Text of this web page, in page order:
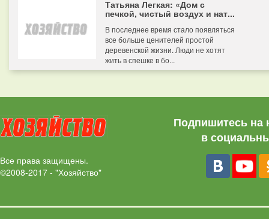
Татьяна Легкая: «Дом с
печкой, чистый воздух и нат...
В последнее время стало появляться
все больше ценителей простой
деревенской жизни. Люди не хотят
жить в спешке в бо...
Все права защищены.
©2008-2017 - "Хозяйство"
Подпишитесь на
в